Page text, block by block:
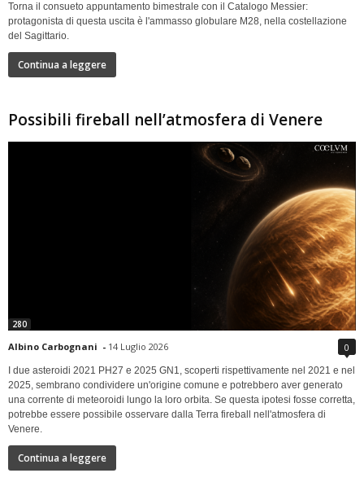
Torna il consueto appuntamento bimestrale con il Catalogo Messier:
protagonista di questa uscita è l'ammasso globulare M28, nella costellazione
del Sagittario.
Continua a leggere
Possibili fireball nell’atmosfera di Venere
280
Albino Carbognani - 14 Luglio 2026 0
I due asteroidi 2021 PH27 e 2025 GN1, scoperti rispettivamente nel 2021 e nel
2025, sembrano condividere un'origine comune e potrebbero aver generato
una corrente di meteoroidi lungo la loro orbita. Se questa ipotesi fosse corretta,
potrebbe essere possibile osservare dalla Terra fireball nell'atmosfera di
Venere.
Continua a leggere